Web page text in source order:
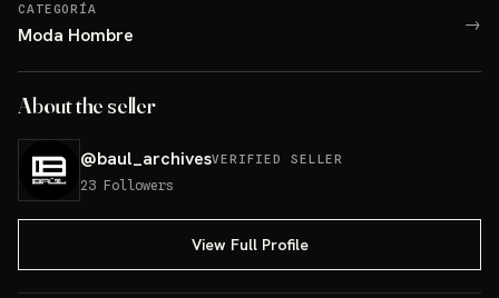
CATEGORÍA
Moda Hombre →
About the seller
@baul_archivesVERIFIED SELLER
23 Followers
View Full Profile